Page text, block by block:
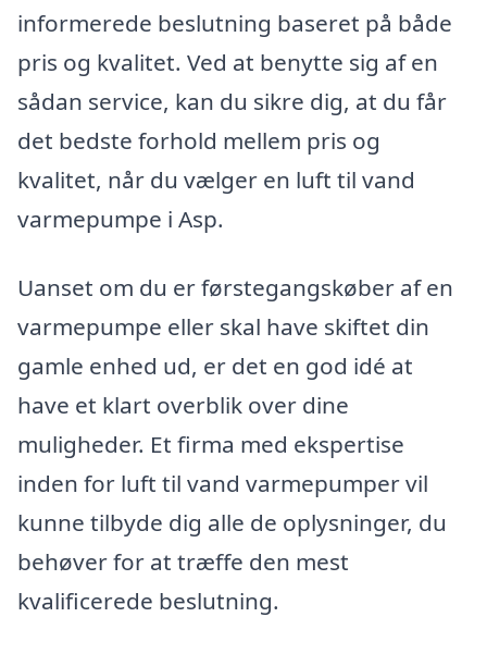
informerede beslutning baseret på både
pris og kvalitet. Ved at benytte sig af en
sådan service, kan du sikre dig, at du får
det bedste forhold mellem pris og
kvalitet, når du vælger en luft til vand
varmepumpe i Asp.
Uanset om du er førstegangskøber af en
varmepumpe eller skal have skiftet din
gamle enhed ud, er det en god idé at
have et klart overblik over dine
muligheder. Et firma med ekspertise
inden for luft til vand varmepumper vil
kunne tilbyde dig alle de oplysninger, du
behøver for at træffe den mest
kvalificerede beslutning.